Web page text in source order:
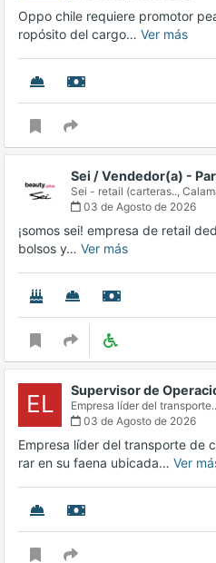
Oppo chile requiere promotor
ropósito del cargo… Ver más
Sei / Vendedor(a) -
Sei - retail (carteras..,
03 de Agosto de 2026
¡somos sei! empresa de retail
bolsos y… Ver más
EL Supervisor de
Empresa líder del transporte..,
03 de Agosto de 2026
Empresa líder del transporte de
rar en su faena ubicada… Ver